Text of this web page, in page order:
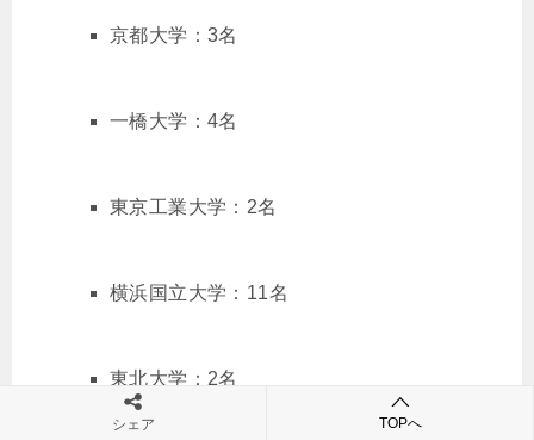
京都大学：3名
一橋大学：4名
東京工業大学：2名
横浜国立大学：11名
東北大学：2名
シェア TOPへ